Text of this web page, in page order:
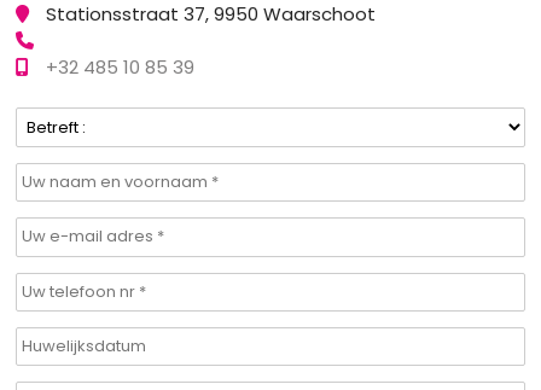
Stationsstraat 37, 9950 Waarschoot
+32 485 10 85 39